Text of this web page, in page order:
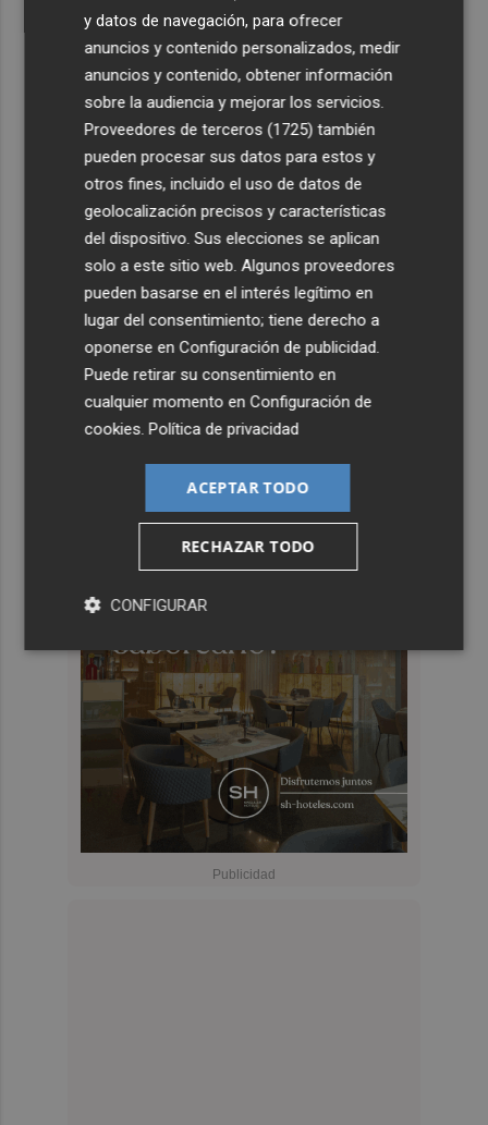
y datos de navegación, para ofrecer
anuncios y contenido personalizados, medir
anuncios y contenido, obtener información
sobre la audiencia y mejorar los servicios.
Proveedores de terceros (1725) también
pueden procesar sus datos para estos y
otros fines, incluido el uso de datos de
geolocalización precisos y características
del dispositivo. Sus elecciones se aplican
solo a este sitio web. Algunos proveedores
pueden basarse en el interés legítimo en
lugar del consentimiento; tiene derecho a
oponerse enConfiguración de publicidad
Puede retirar su consentimiento en
cualquier momento enConfiguración de
cookies .Política de privacidad
ACEPTAR TODO
RECHAZAR TODO
CONFIGURAR